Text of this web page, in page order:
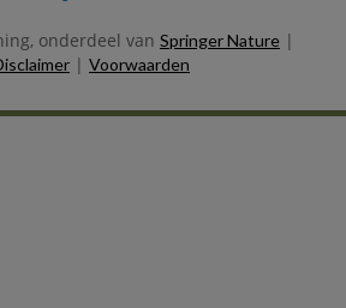
onderdeel van Springer Nature |
| Voorwaarden